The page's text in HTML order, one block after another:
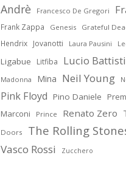
Andrè
Francesco De Gregori
Frank Zappa Genesis Grateful
Hendrix
Jovanotti Laura Pausini
Ligabue Litfiba Lucio Battisti
Madonna Mina Neil Young
Pink Floyd Pino Daniele
Marconi
Prince Renato Zero
Doors
The Rolling
Vasco Rossi Zucchero